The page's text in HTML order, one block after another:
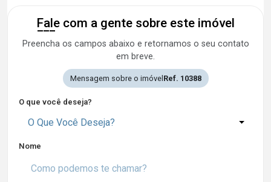
Fale com a gente sobre este imóvel
Preencha os campos abaixo e retornamos o seu contato
em breve.
Mensagem sobre o imóvel Ref. 10388
O que você deseja?
O Que Você Deseja?
Nome